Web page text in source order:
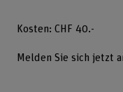
Kosten: CHF 40.-
Melden Sie sich jetzt